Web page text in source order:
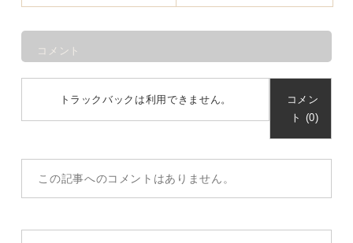
コメント
トラックバックは利用できません。
コメン
ト (0)
この記事へのコメントはありません。